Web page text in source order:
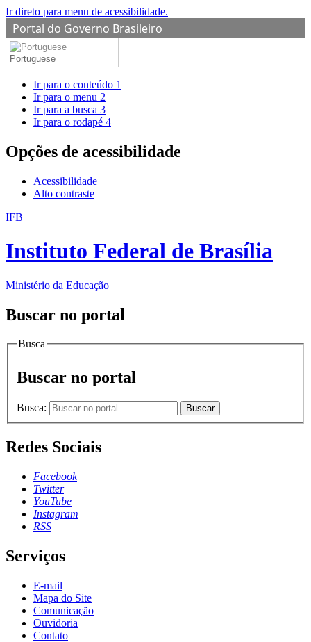
Ir direto para menu de acessibilidade.
Portal do Governo Brasileiro
Portuguese
Ir para o conteúdo 1
Ir para o menu 2
Ir para a busca 3
Ir para o rodapé 4
Opções de acessibilidade
Acessibilidade
Alto contraste
IFB
Instituto Federal de Brasília
Ministério da Educação
Buscar no portal
Busca
Buscar no portal
Busca: Buscar
Redes Sociais
Facebook
Twitter
YouTube
Instagram
RSS
Serviços
E-mail
Mapa do Site
Comunicação
Ouvidoria
Contato